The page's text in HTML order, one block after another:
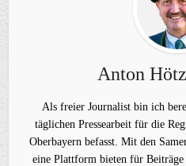
Anton
Als freier Journalist bin ich
täglichen Pressearbeit für die
Oberbayern befasst. Mit den
eine Plattform bieten für Beiträge